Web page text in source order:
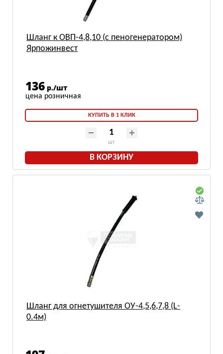
Шланг к ОВП-4,8,10 (с пеногенератором)
Ярпожинвест
136 р./шт
КУПИТЬ В 1 КЛИК
шт
В КОРЗИНУ
Шланг для огнетушителя ОУ-4,5,6,7,8 (L-
0.4м)